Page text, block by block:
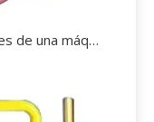
¿Cómo funcionan los componentes de una máquina curvadora de tubos?